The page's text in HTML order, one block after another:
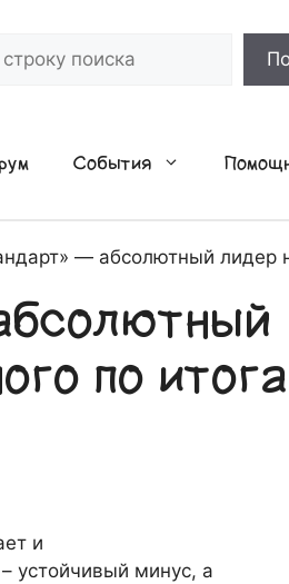
События
— абсолютный лидер
по
и
устойчивый минус, а